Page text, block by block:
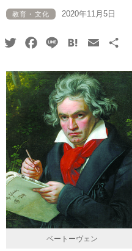
教育・文化 2020年11月5日
TwitterFacebook
Line HatenaEmail
ベートーヴェン